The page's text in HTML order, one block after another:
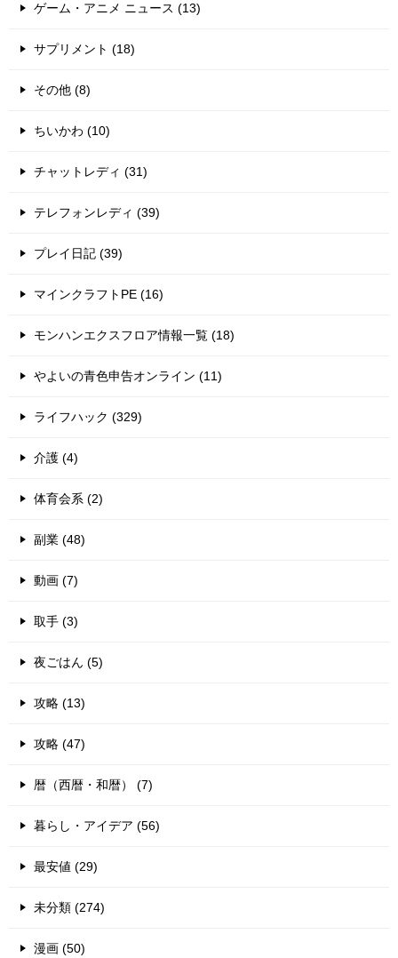
ゲーム・アニメ ニュース (13)
サプリメント (18)
その他 (8)
ちいかわ (10)
チャットレディ (31)
テレフォンレディ (39)
プレイ日記 (39)
マインクラフトPE (16)
モンハンエクスフロア情報一覧 (18)
やよいの青色申告オンライン (11)
ライフハック (329)
介護 (4)
体育会系 (2)
副業 (48)
動画 (7)
取手 (3)
夜ごはん (5)
攻略 (13)
攻略 (47)
暦（西暦・和暦） (7)
暮らし・アイデア (56)
最安値 (29)
未分類 (274)
漫画 (50)